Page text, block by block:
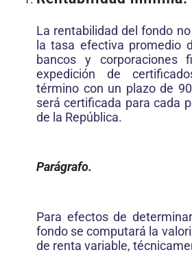
La rentabilidad del fondo
la tasa efectiva promedio
bancos y corporaciones
expedición de
término con un plazo de
será certificada para cada
de la República.
Parágrafo.
Para efectos de
fondo se computará la
de renta variable,